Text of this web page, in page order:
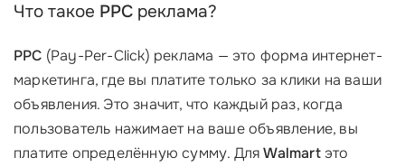
Что такое PPC реклама?
PPC (Pay-Per-Click) реклама — это форма интернет-
маркетинга, где вы платите только за клики на ваши
объявления. Это значит, что каждый раз, когда
пользователь нажимает на ваше объявление, вы
платите определённую сумму. ДляWalmartэто